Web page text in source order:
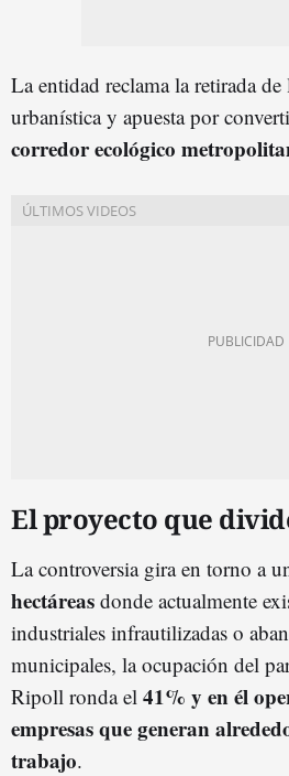
La entidad reclama la retirada
urbanística y apuesta por
corredor ecológico
El proyecto que
La controversia gira en torno a
hectáreas donde actualmente
industriales infrautilizadas o
municipales, la ocupación del
Ripoll ronda el 41% y en él
empresas que generan
trabajo.